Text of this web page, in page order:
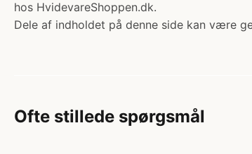
hos HvidevareShoppen.dk.
Dele af indholdet på denne side kan være
Ofte stillede spørgsmål